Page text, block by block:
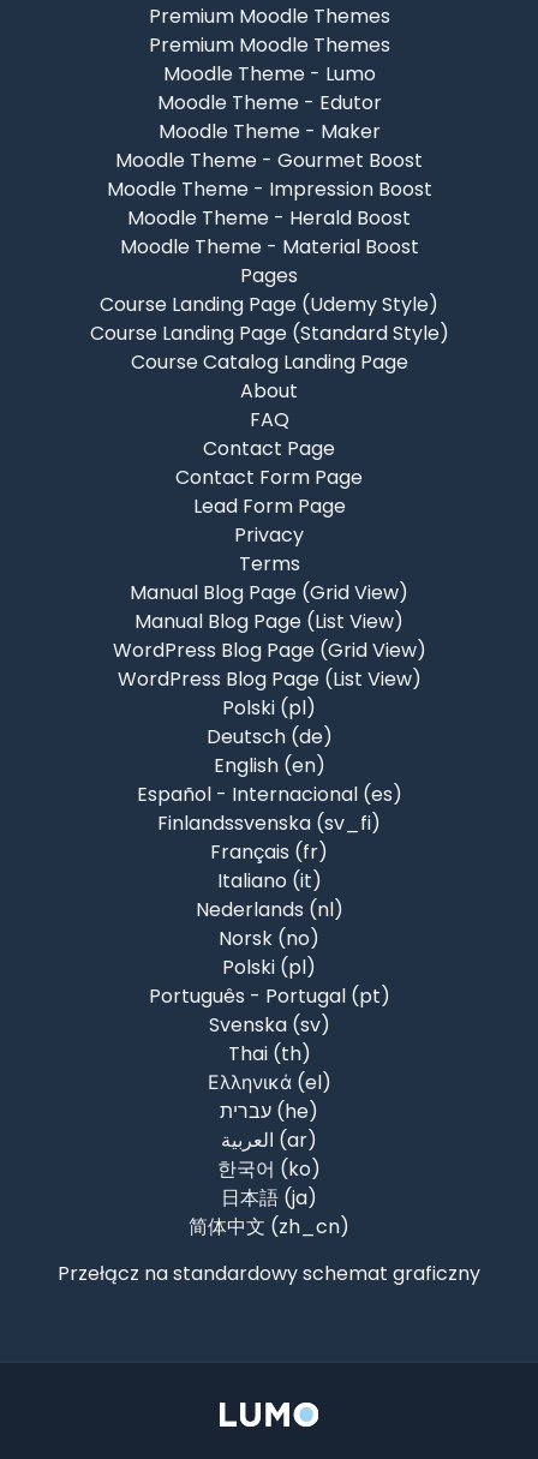
Premium Moodle Themes
Premium Moodle Themes
Moodle Theme - Lumo
Moodle Theme - Edutor
Moodle Theme - Maker
Moodle Theme - Gourmet Boost
Moodle Theme - Impression Boost
Moodle Theme - Herald Boost
Moodle Theme - Material Boost
Pages
Course Landing Page (Udemy Style)
Course Landing Page (Standard Style)
Course Catalog Landing Page
About
FAQ
Contact Page
Contact Form Page
Lead Form Page
Privacy
Terms
Manual Blog Page (Grid View)
Manual Blog Page (List View)
WordPress Blog Page (Grid View)
WordPress Blog Page (List View)
Polski ‎(pl)‎
Deutsch ‎(de)‎
English ‎(en)‎
Español - Internacional ‎(es)‎
Finlandssvenska ‎(sv_fi)‎
Français ‎(fr)‎
Italiano ‎(it)‎
Nederlands ‎(nl)‎
Norsk ‎(no)‎
Polski ‎(pl)‎
Português - Portugal ‎(pt)‎
Svenska ‎(sv)‎
Thai ‎(th)‎
Ελληνικά ‎(el)‎
עברית ‎(he)‎
العربية ‎(ar)‎
한국어 ‎(ko)‎
日本語 ‎(ja)‎
简体中文 ‎(zh_cn)‎
Przełącz na standardowy schemat graficzny